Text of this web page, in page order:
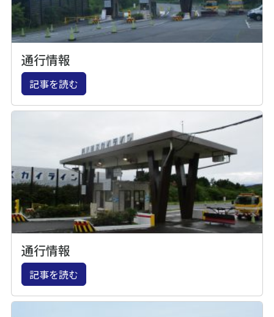
通行情報
記事を読む
通行情報
記事を読む